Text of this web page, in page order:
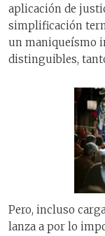
aplicación de
simplificación
un maniqueísmo
distinguibles,
Pero, incluso
lanza a por lo